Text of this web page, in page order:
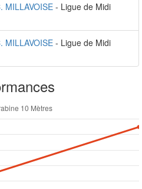
MILLAVOISE- Ligue de Midi
MILLAVOISE- Ligue de Midi